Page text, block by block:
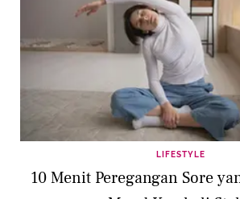
LIFESTYLE
10 Menit Peregangan Sore